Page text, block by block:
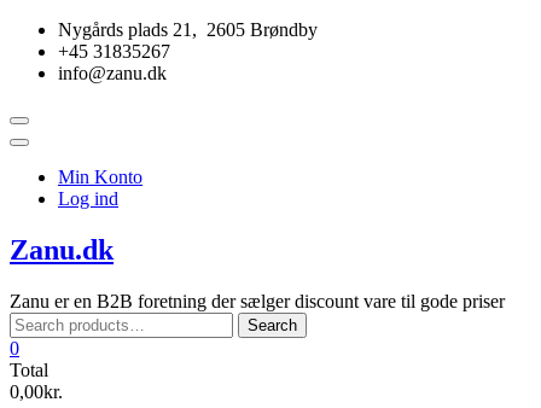
Skip
content
Nygårds plads 21, 2605 Brøndby
+45 31835267
info@zanu.dk
Topbar
Menu
Min Konto
Log ind
Zanu.dk
Zanu er en B2B foretning der sælger discount vare til gode priser
Search
for:
Search
0
Total
0,00kr.